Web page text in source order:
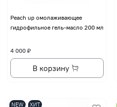
Peach up омолаживающее
гидрофильное гель-масло 200 мл
4 000 ₽
В корзину
NEW ХИТ